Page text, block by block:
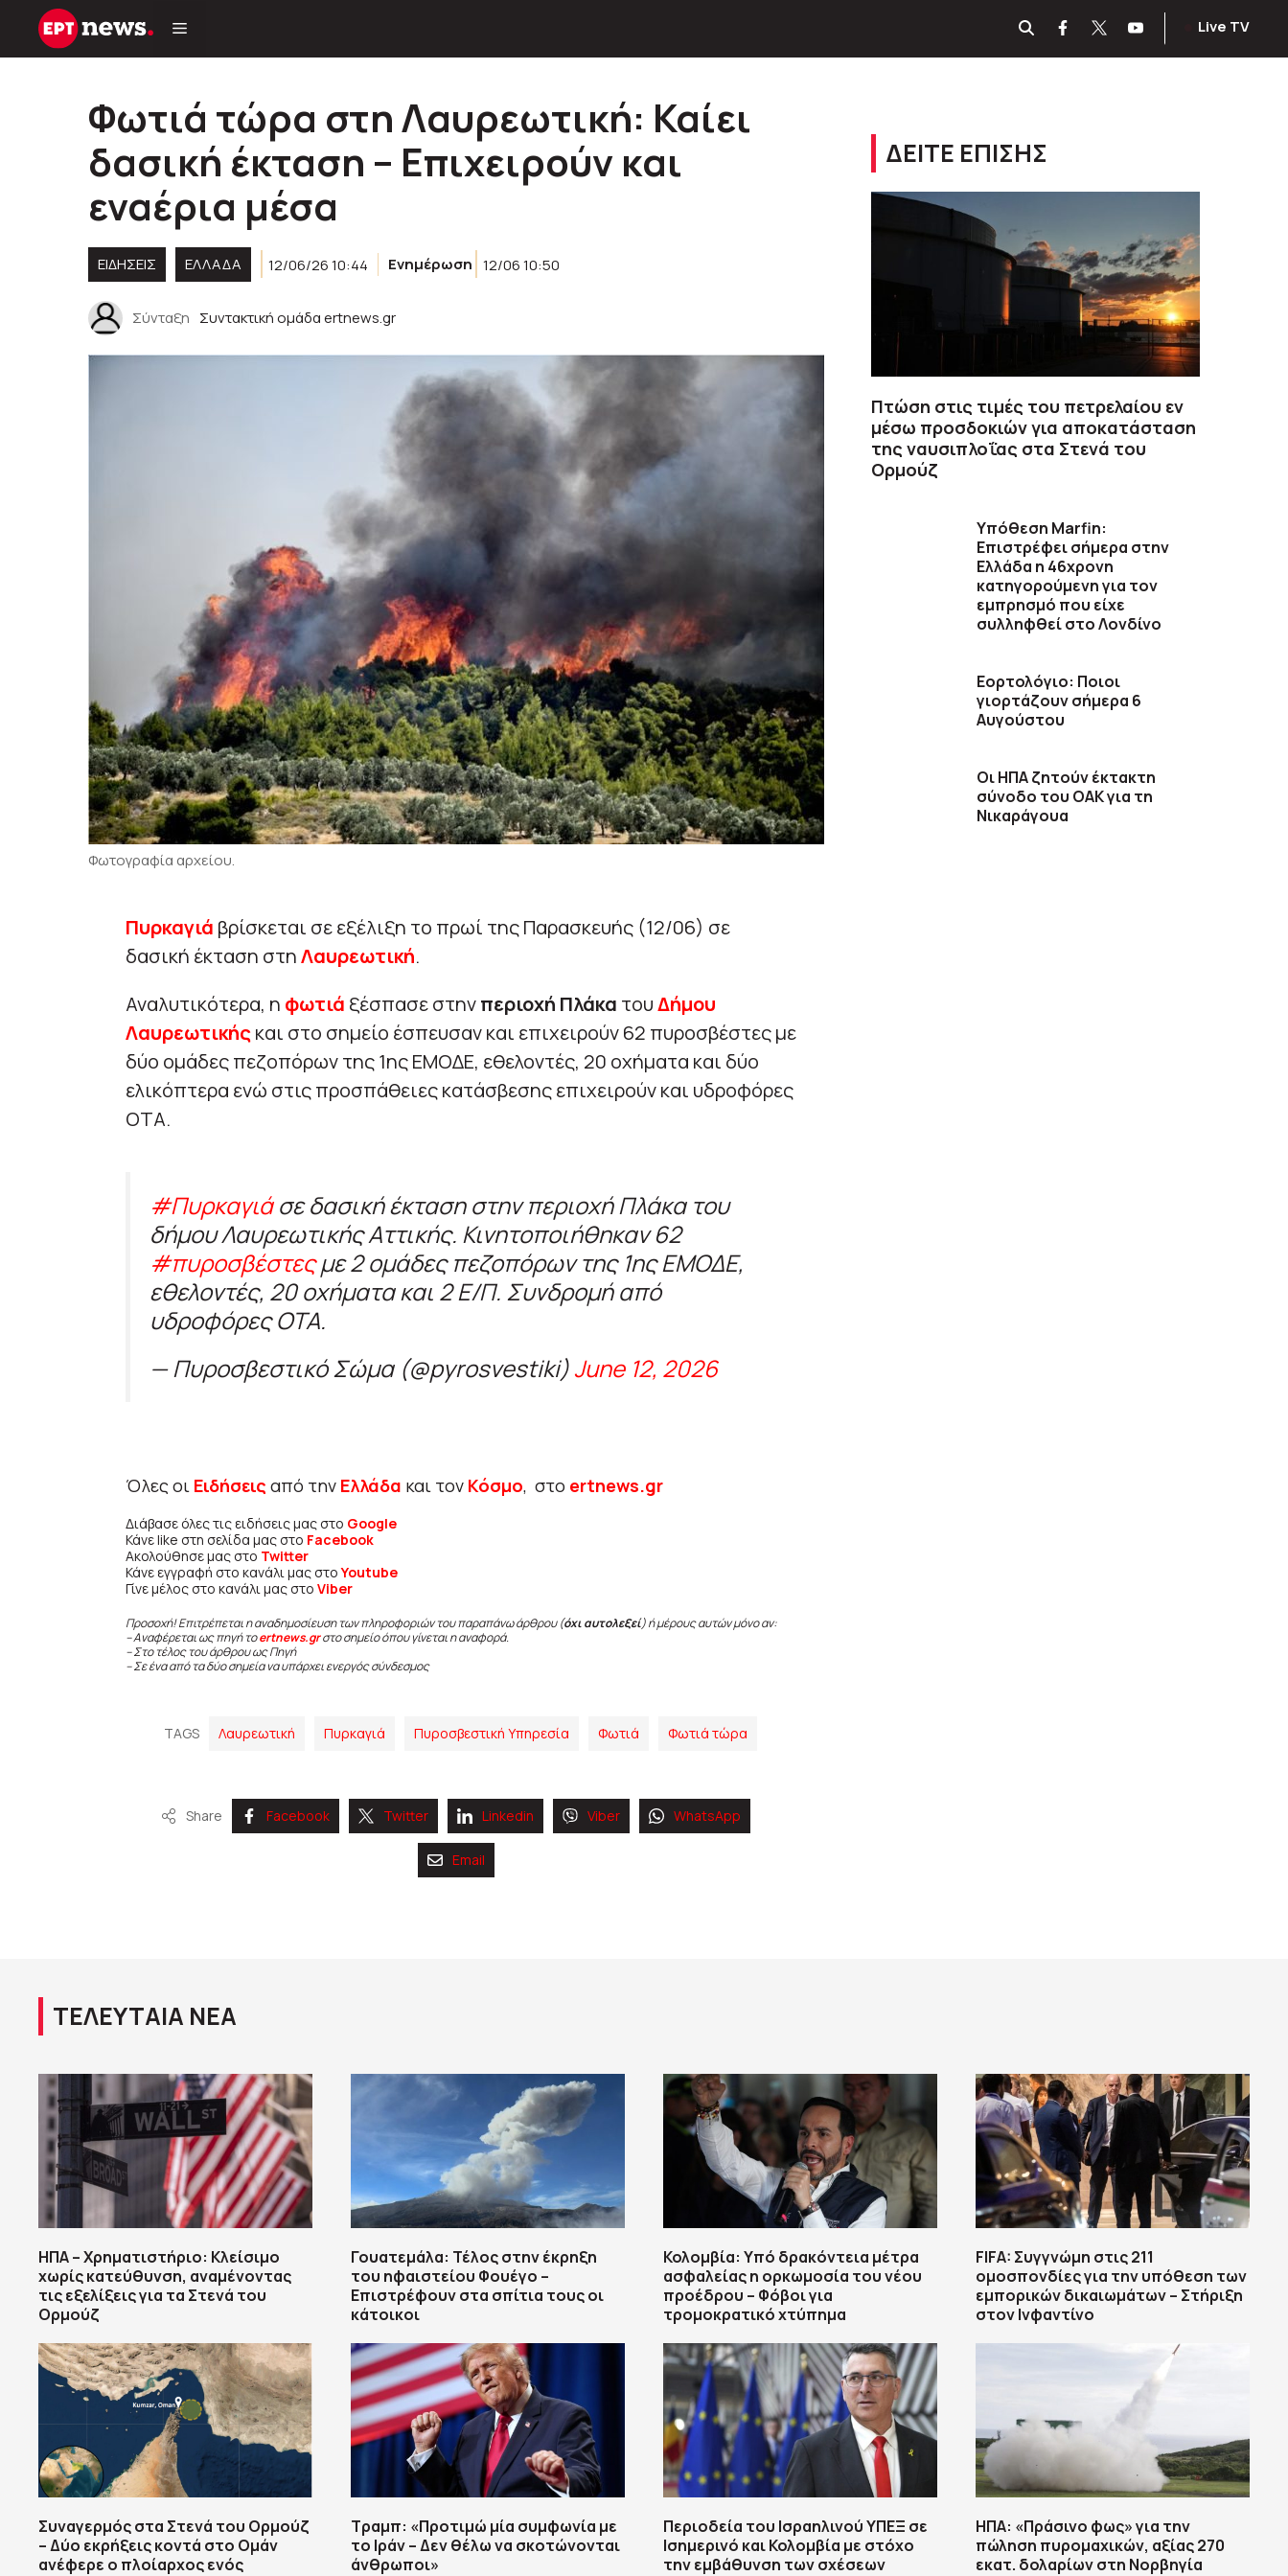
Μετάβαση
Live TV
Φωτιά τώρα στη Λαυρεωτική: Καίει
δασική έκταση – Επιχειρούν και
εναέρια μέσα
ΕΙΔΗΣΕΙΣ ΕΛΛΑΔΑ 12/06/26 10:44 Ενημέρωση 12/06 10:50
Σύνταξη Συντακτική ομάδα ertnews.gr
Φωτογραφία αρχείου.
Πυρκαγιά βρίσκεται σε εξέλιξη το πρωί της Παρασκευής (12/06) σε
δασική έκταση στηΛαυρεωτική.
Αναλυτικότερα, η φωτιά ξέσπασε στηνπεριοχή Πλάκα τουΔήμου
Λαυρεωτικήςκαι στο σημείο έσπευσαν και επιχειρούν 62 πυροσβέστες με
δύο ομάδες πεζοπόρων της 1ης ΕΜΟΔΕ, εθελοντές, 20 οχήματα και δύο
ελικόπτερα ενώ στις προσπάθειες κατάσβεσης επιχειρούν και υδροφόρες
ΟΤΑ.
#Πυρκαγιάσε δασική έκταση στην περιοχή Πλάκα του
δήμου Λαυρεωτικής Αττικής. Κινητοποιήθηκαν 62
#πυροσβέστεςμε 2 ομάδες πεζοπόρων της 1ης ΕΜΟΔΕ,
εθελοντές, 20 οχήματα και 2 Ε/Π. Συνδρομή από
υδροφόρες ΟΤΑ.
— Πυροσβεστικό Σώμα (@pyrosvestiki)June 12, 2026
Όλες οι Ειδήσεις από την Ελλάδα και τον Κόσμο, στο ertnews.gr
Διάβασε όλες τις ειδήσεις μας στο Google
Κάνε like στη σελίδα μας στο Facebook
Ακολούθησε μας στο Twitter
Κάνε εγγραφή στο κανάλι μας στοYoutube
Γίνε μέλος στο κανάλι μας στο Viber
Προσοχή! Επιτρέπεται η αναδημοσίευση των πληροφοριών του παραπάνω άρθρου (όχι αυτολεξεί) ή μέρους αυτών μόνο αν:
– Αναφέρεται ως πηγή τοertnews.gr στο σημείο όπου γίνεται η αναφορά.
– Στο τέλος του άρθρου ως Πηγή
– Σε ένα από τα δύο σημεία να υπάρχει ενεργός σύνδεσμος
TAGS Λαυρεωτική Πυρκαγιά Πυροσβεστική Υπηρεσία Φωτιά Φωτιά τώρα
Share Facebook Twitter Linkedin Viber WhatsApp
Email
ΔΕΙΤΕ ΕΠΙΣΗΣ
Πτώση στις τιμές του πετρελαίου εν
μέσω προσδοκιών για αποκατάσταση
της ναυσιπλοΐας στα Στενά του
Ορμούζ
Υπόθεση Marfin:
Επιστρέφει σήμερα στην
Ελλάδα η 46χρονη
κατηγορούμενη για τον
εμπρησμό που είχε
συλληφθεί στο Λονδίνο
Εορτολόγιο: Ποιοι
γιορτάζουν σήμερα 6
Αυγούστου
Οι ΗΠΑ ζητούν έκτακτη
σύνοδο του ΟΑΚ για τη
Νικαράγουα
ΤΕΛΕΥΤΑΙΑ ΝΕΑ
ΗΠΑ – Χρηματιστήριο: Κλείσιμο
χωρίς κατεύθυνση, αναμένοντας
τις εξελίξεις για τα Στενά του
Ορμούζ
Συναγερμός στα Στενά του Ορμούζ
– Δύο εκρήξεις κοντά στο Ομάν
ανέφερε ο πλοίαρχος ενός
Γουατεμάλα: Τέλος στην έκρηξη
του ηφαιστείου Φουέγο –
Επιστρέφουν στα σπίτια τους οι
κάτοικοι
Τραμπ: «Προτιμώ μία συμφωνία με
το Ιράν – Δεν θέλω να σκοτώνονται
άνθρωποι»
Κολομβία: Υπό δρακόντεια μέτρα
ασφαλείας η ορκωμοσία του νέου
προέδρου – Φόβοι για
τρομοκρατικό χτύπημα
Περιοδεία του Ισραηλινού ΥΠΕΞ σε
Ισημερινό και Κολομβία με στόχο
την εμβάθυνση των σχέσεων
FIFA: Συγγνώμη στις 211
ομοσπονδίες για την υπόθεση των
εμπορικών δικαιωμάτων – Στήριξη
στον Ινφαντίνο
ΗΠΑ: «Πράσινο φως» για την
πώληση πυρομαχικών, αξίας 270
εκατ. δολαρίων στη Νορβηγία